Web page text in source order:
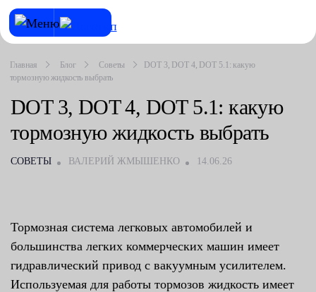
Главная Блог Советы
DOT 3, DOT 4, DOT 5.1: какую
тормозную жидкость выбрать
DOT 3, DOT 4, DOT 5.1: какую
тормозную жидкость выбрать
СОВЕТЫ ВАЛЕРИЙ ЖМЫШЕНКО 14.06.26
Тормозная система легковых автомобилей и
большинства легких коммерческих машин имеет
гидравлический привод с вакуумным усилителем.
Используемая для работы тормозов жидкость имеет